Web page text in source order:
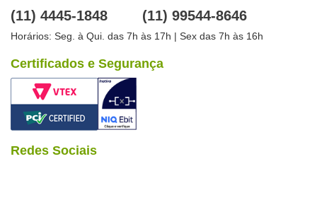
(11) 4445-1848 (11) 99544-8646
Horários: Seg. à Qui. das 7h às 17h | Sex das 7h às 16h
Certificados e Segurança
Redes Sociais